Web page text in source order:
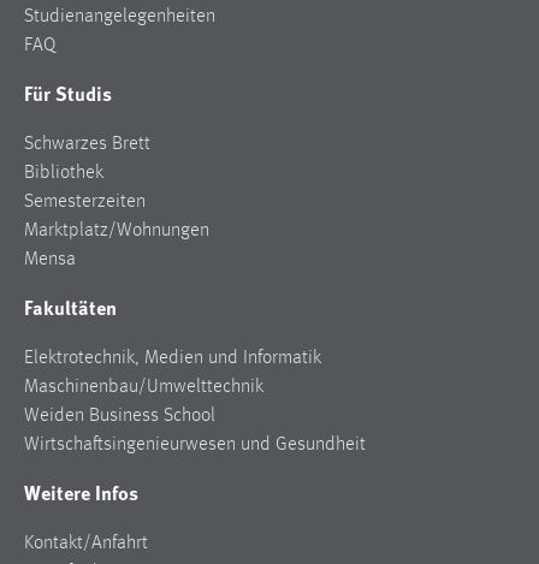
Studienangelegenheiten
FAQ
Für Studis
Schwarzes Brett
Bibliothek
Semesterzeiten
Marktplatz/Wohnungen
Mensa
Fakultäten
Elektrotechnik, Medien und Informatik
Maschinenbau/Umwelttechnik
Weiden Business School
Wirtschaftsingenieurwesen und Gesundheit
Weitere Infos
Kontakt/Anfahrt